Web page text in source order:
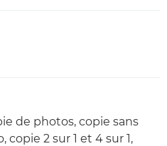
de photos, copie sans
copie 2 sur 1 et 4 sur 1,